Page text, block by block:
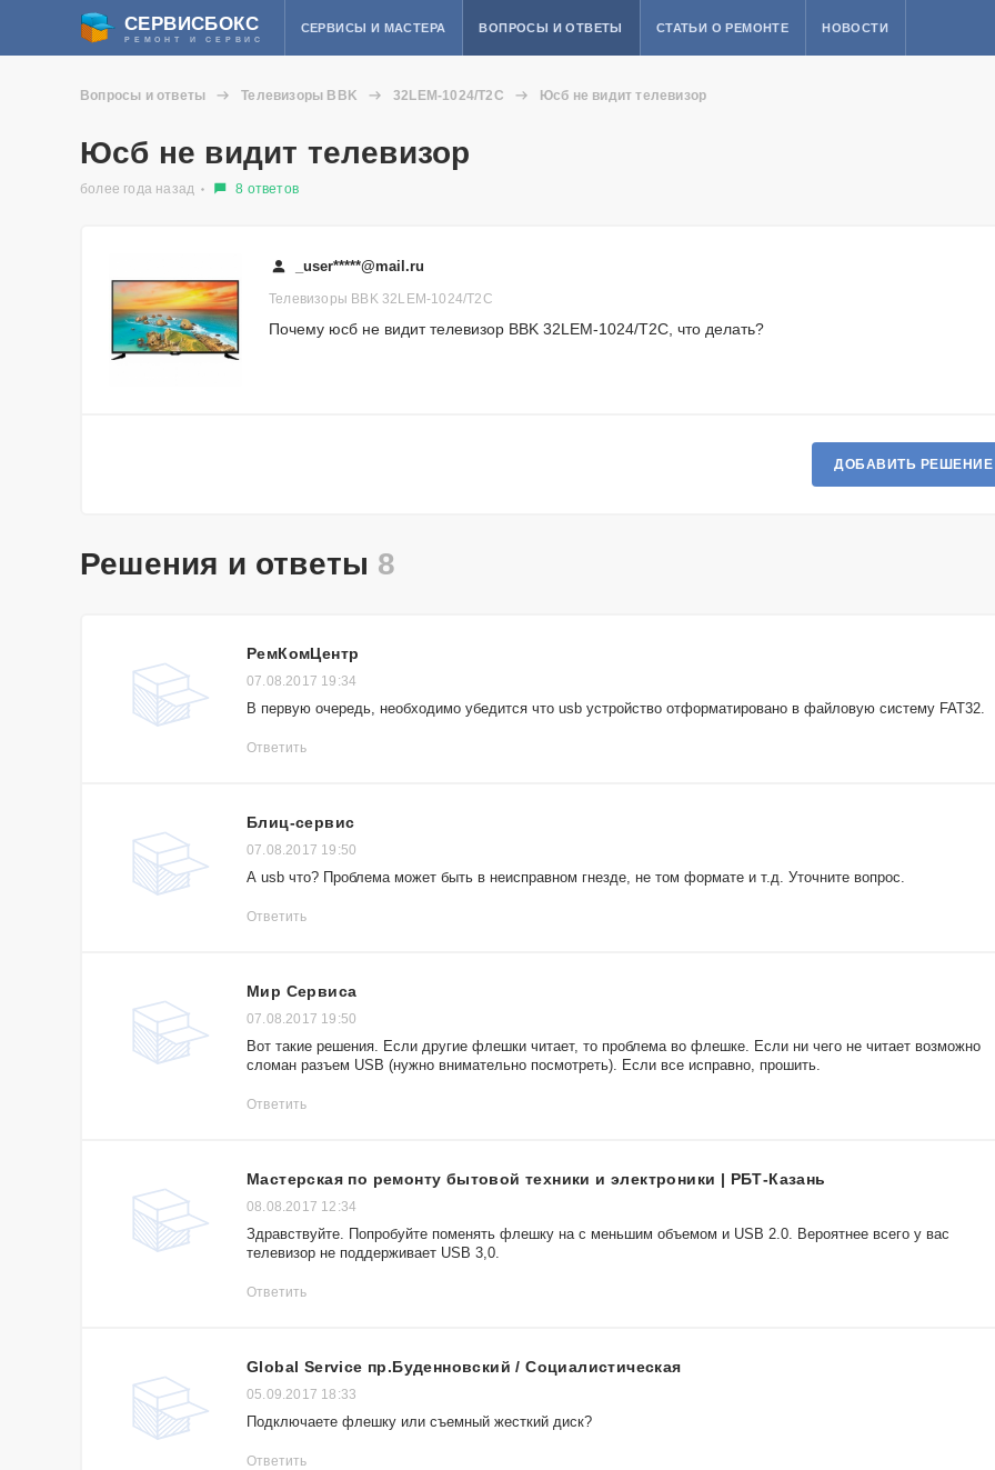
СЕРВИСБОКС
РЕМОНТ И СЕРВИС
СЕРВИСЫ И МАСТЕРА ВОПРОСЫ И ОТВЕТЫ СТАТЬИ О РЕМОНТЕ НОВОСТИ
Вопросы и ответы Телевизоры BBK 32LEM-1024/T2C Юсб не видит телевизор
Юсб не видит телевизор
более года назад 8 ответов
_user*****@mail.ru
Телевизоры BBK 32LEM-1024/T2C
Почему юсб не видит телевизор BBK 32LEM-1024/T2C, что делать?
ДОБАВИТЬ РЕШЕНИЕ
Решения и ответы 8
РемКомЦентр
07.08.2017 19:34
В первую очередь, необходимо убедится что usb устройство отформатировано в файловую систему FAT32.
Ответить
Блиц-сервис
07.08.2017 19:50
А usb что? Проблема может быть в неисправном гнезде, не том формате и т.д. Уточните вопрос.
Ответить
Мир Сервиса
07.08.2017 19:50
Вот такие решения. Если другие флешки читает, то проблема во флешке. Если ни чего не читает возможно
сломан разъем USB (нужно внимательно посмотреть). Если все исправно, прошить.
Ответить
Мастерская по ремонту бытовой техники и электроники | РБТ-Казань
08.08.2017 12:34
Здравствуйте. Попробуйте поменять флешку на с меньшим объемом и USB 2.0. Вероятнее всего у вас
телевизор не поддерживает USB 3,0.
Ответить
Global Service пр.Буденновский / Социалистическая
05.09.2017 18:33
Подключаете флешку или съемный жесткий диск?
Ответить